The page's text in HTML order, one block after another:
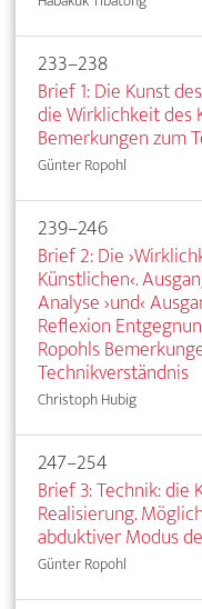
233–238
Brief 1: Die Kunst
die Wirklichkeit des
Bemerkungen zum
Günter Ropohl
239–246
Brief 2: Die
Künstlichen‹.
Analyse ›und‹
Reflexion
Ropohls
Technikverständnis
Christoph Hubig
247–254
Brief 3: Technik: die
Realisierung.
abduktiver Modus
Günter Ropohl